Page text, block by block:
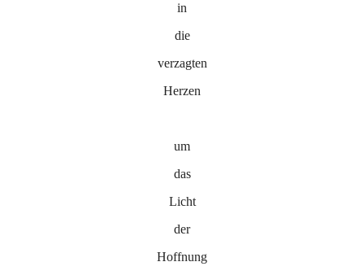
in
die
verzagten
Herzen
um
das
Licht
der
Hoffnung